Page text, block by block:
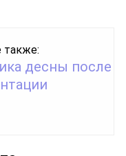
также:
десны после